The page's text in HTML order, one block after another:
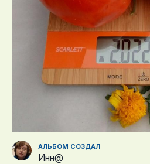
АЛЬБОМ СОЗДАЛ
Инн@